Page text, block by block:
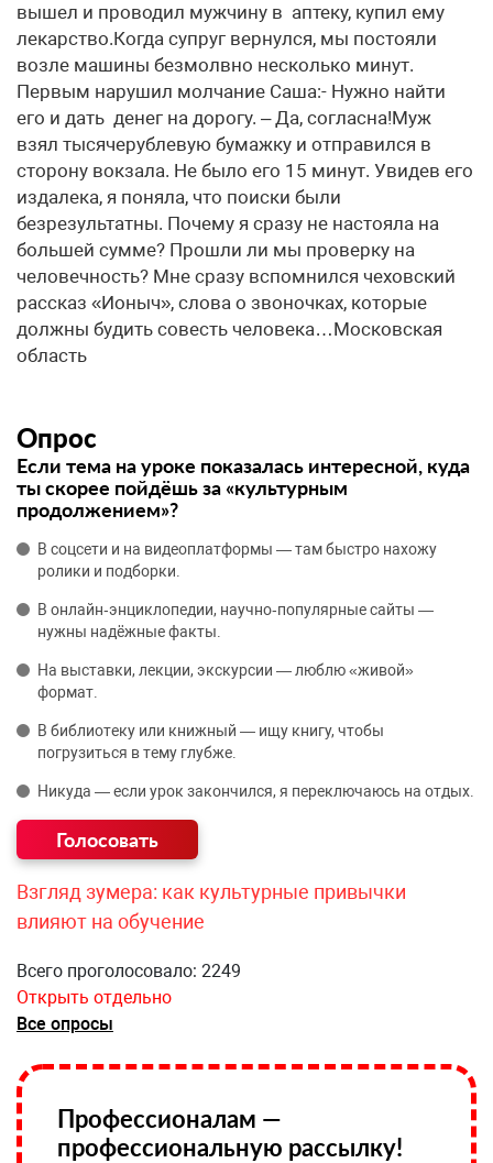
вышел и проводил мужчину в аптеку, купил ему
лекарство.Когда супруг вернулся, мы постояли
возле машины безмолвно несколько минут.
Первым нарушил молчание Саша:- Нужно найти
его и дать денег на дорогу. – Да, согласна!Муж
взял тысячерублевую бумажку и отправился в
сторону вокзала. Не было его 15 минут. Увидев его
издалека, я поняла, что поиски были
безрезультатны. Почему я сразу не настояла на
большей сумме? Прошли ли мы проверку на
человечность? Мне сразу вспомнился чеховский
рассказ «Ионыч», слова о звоночках, которые
должны будить совесть человека…Московская
область
Опрос
Если тема на уроке показалась интересной, куда
ты скорее пойдёшь за «культурным
продолжением»?
В соцсети и на видеоплатформы — там быстро нахожу
ролики и подборки.
В онлайн‑энциклопедии, научно‑популярные сайты —
нужны надёжные факты.
На выставки, лекции, экскурсии — люблю «живой»
формат.
В библиотеку или книжный — ищу книгу, чтобы
погрузиться в тему глубже.
Никуда — если урок закончился, я переключаюсь на отдых.
Взгляд зумера: как культурные привычки
влияют на обучение
Всего проголосовало: 2249
Открыть отдельно
Все опросы
Профессионалам —
профессиональную рассылку!